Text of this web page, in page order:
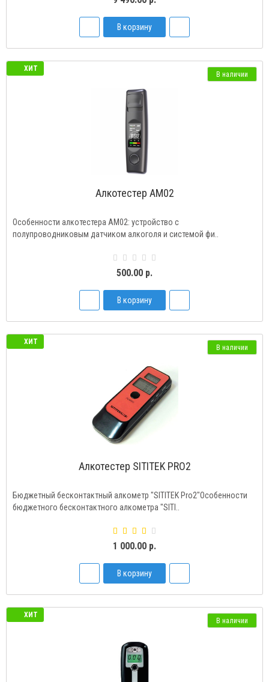
В корзину
ХИТ
В наличии
Алкотестер AM02
Особенности алкотестера AM02: устройство с
полупроводниковым датчиком алкоголя и системой фи..
500.00 р.
В корзину
ХИТ
В наличии
Алкотестер SITITEK PRO2
Бюджетный бесконтактный алкометр "SITITEK Pro2"Особенности
бюджетного бесконтактного алкометра "SITI..
1 000.00 р.
В корзину
ХИТ
В наличии